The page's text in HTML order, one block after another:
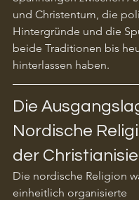
und Christentum, die
Hintergründe und die
beide Traditionen bis
hinterlassen haben.
Die
Nordische
der
Die nordische Religion
einheitlich organisierte